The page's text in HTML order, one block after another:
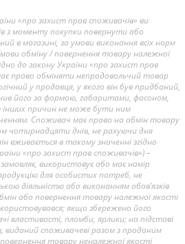
«про захист прав споживачів» ви
з моменту покупки повернути або
в магазині, за умови виконання всіх норм
обміну / повернення товару належної
до закону України «про захист прав
право обміняти непродовольчий товар
у продавця, у якого він був придбаний,
його за формою, габаритами, фасоном,
інших причин не може бути ним
Споживач має право на обмін товару
чотирнадцяти днів, не рахуючи дня
вживається в такому значенні згідно
«про захист прав споживачів») –
використовує або має намір
для особистих потреб, не
діяльністю або виконанням обов’язків
або повернення товару належної якості
якщо збережено його
властивості, пломби, ярлики; на підставі
виданий споживачеві разом з проданим
товару неналежної якості